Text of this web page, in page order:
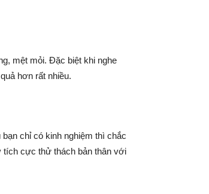
mệt mỏi. Đặc biệt khi nghe
hơn rất nhiều.
chỉ có kinh nghiệm thì chắc
tích cực thử thách bản thân với